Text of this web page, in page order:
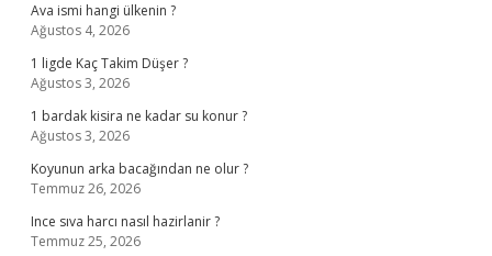
Ava ismi hangi ülkenin ?
Ağustos 4, 2026
1 ligde Kaç Takim Düşer ?
Ağustos 3, 2026
1 bardak kisira ne kadar su konur ?
Ağustos 3, 2026
Koyunun arka bacağından ne olur ?
Temmuz 26, 2026
Ince sıva harcı nasıl hazirlanir ?
Temmuz 25, 2026